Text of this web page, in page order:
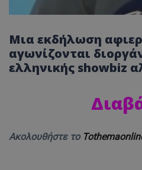
Μια εκδήλωση
αγωνίζονται
ελληνικής showbiz
Ακολουθήστε το